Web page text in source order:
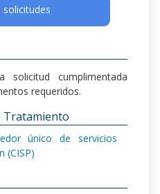
solicitudes
solicitud cumplimentada
requeridos.
Tratamiento
único de servicios
(CISP)